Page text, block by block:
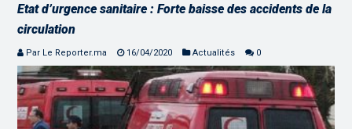
Etat d’urgence sanitaire : Forte baisse des accidents de la
circulation
Par Le Reporter.ma 16/04/2020 Actualités 0